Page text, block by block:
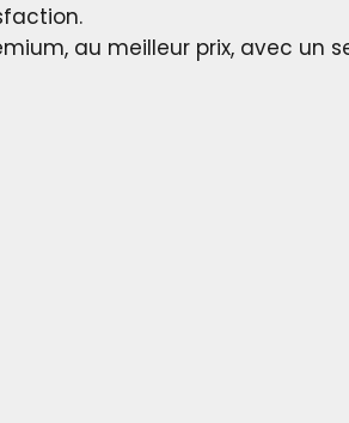
au meilleur prix, avec un